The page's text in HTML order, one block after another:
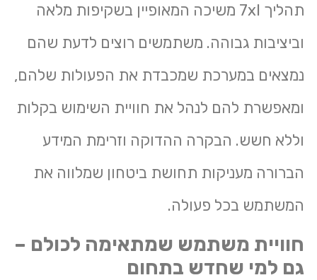
תהליך 7xl משיכה המאופיין בשקיפות מלאה
וביציבות גבוהה. משתמשים רוצים לדעת שהם
נמצאים במערכת שמכבדת את הפעולות שלהם,
ומאפשרת להם לנהל את חוויית השימוש בקלות
וללא חשש. הבקרה ההדוקה וזרימת המידע
הברורה מעניקות תחושת ביטחון שמלווה את
המשתמש בכל פעולה.
חוויית משתמש שמתאימה לכולם –
גם למי שחדש בתחום